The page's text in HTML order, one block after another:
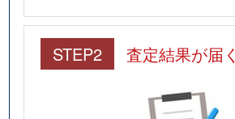
STEP2 査定結果が届く